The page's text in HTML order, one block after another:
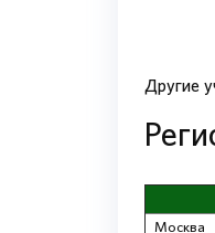
Другие
Москва